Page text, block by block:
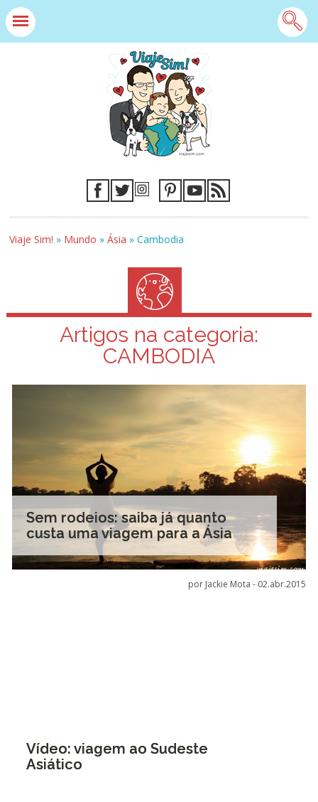
Viaje Sim! » Mundo »Ásia »Cambodia
Artigos na categoria:
CAMBODIA
Sem rodeios: saiba já quanto
custa uma viagem para a Ásia
por Jackie Mota - 02.abr.2015
Vídeo: viagem ao Sudeste
Asiático